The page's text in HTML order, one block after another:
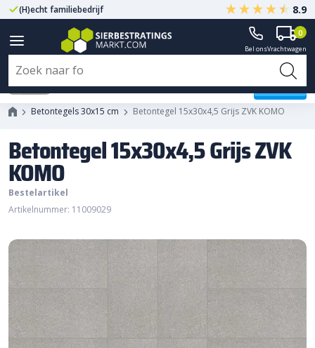
(H)echt familiebedrijf Gegarandeerd A-kwaliteit
8.9
Bel onsVrachtwagen
0
Betontegels 30x15 cm Betontegel 15x30x4,5 Grijs ZVK KOMO
Betontegel 15x30x4,5 Grijs ZVK
KOMO
Bestelartikel
Artikelnummer: 11009029
Betontegel 15x30x4,5 Grijs ZVK
KOMO